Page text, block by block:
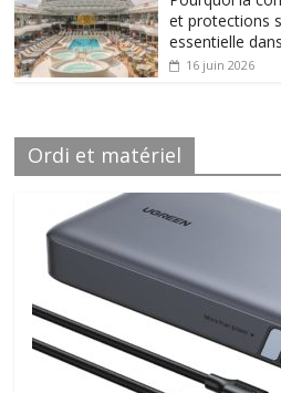
et protections
essentielle
16 juin 2026
Ordi et matériel